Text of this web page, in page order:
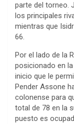
parte del torneo.
los principales
mientras que
66.
Por el lado de la
posicionado en
inicio que le
Pender Assone
colonense para
total de 78 en la
puesto es